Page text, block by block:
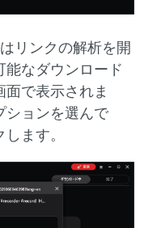
リンクの解析を開
なダウンロード
で表示されま
ションを選んで
ます。